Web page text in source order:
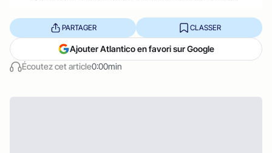
Écoutez cet article0:00min
PARTAGER CLASSER
Ajouter Atlantico en favori sur Google